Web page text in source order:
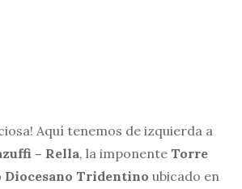
Aquí tenemos de izquierda a
– Rella, la imponente Torre
Diocesano Tridentino ubicado en